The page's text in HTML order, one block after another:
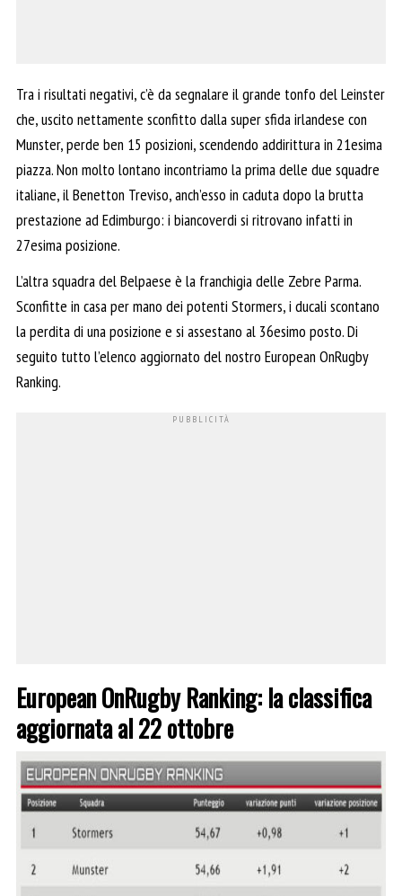
Tra i risultati negativi, c’è da segnalare il grande tonfo del Leinster
che, uscito nettamente sconfitto dalla super sfida irlandese con
Munster, perde ben 15 posizioni, scendendo addirittura in 21esima
piazza. Non molto lontano incontriamo la prima delle due squadre
italiane, il Benetton Treviso, anch’esso in caduta dopo la brutta
prestazione ad Edimburgo: i biancoverdi si ritrovano infatti in
27esima posizione.
L’altra squadra del Belpaese è la franchigia delle Zebre Parma.
Sconfitte in casa per mano dei potenti Stormers, i ducali scontano
la perdita di una posizione e si assestano al 36esimo posto. Di
seguito tutto l’elenco aggiornato del nostro European OnRugby
Ranking.
European OnRugby Ranking: la classifica
aggiornata al 22 ottobre